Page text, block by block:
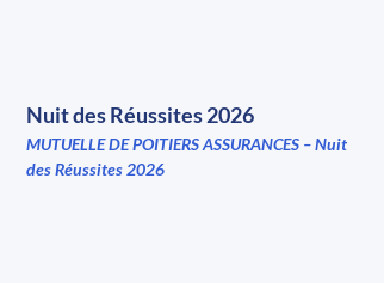
Nuit des Réussites 2026
MUTUELLE DE POITIERS ASSURANCES – Nuit
des Réussites 2026